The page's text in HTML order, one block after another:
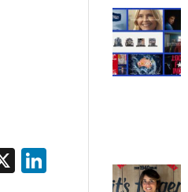
X LinkedIn